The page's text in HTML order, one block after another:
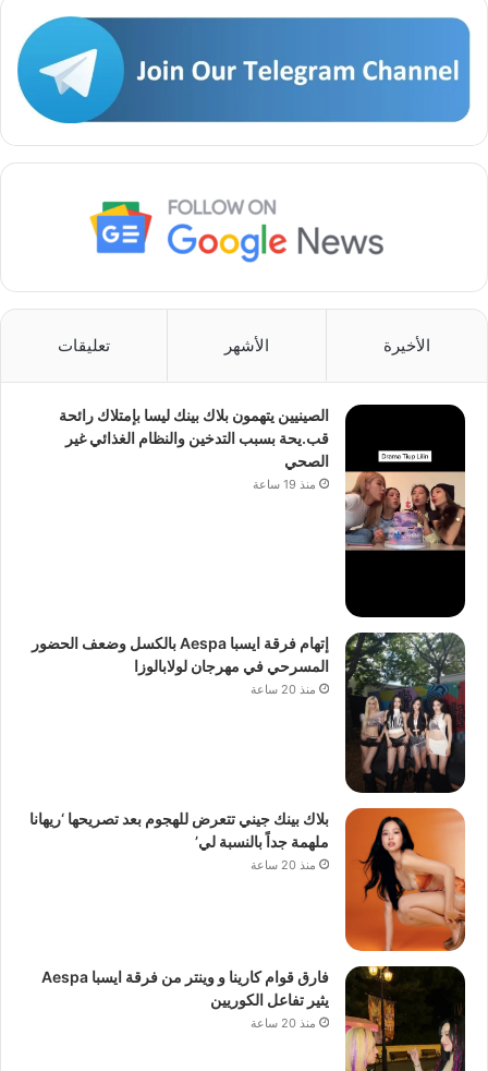
الأخيرة الأشهر تعليقات
الصينيين يتهمون بلاك بينك ليسا بإمتلاك رائحة
قب.يحة بسبب التدخين والنظام الغذائي غير
الصحي
منذ 19 ساعة
إتهام فرقة ايسبا Aespa بالكسل وضعف الحضور
المسرحي في مهرجان لولابالوزا
منذ 20 ساعة
بلاك بينك جيني تتعرض للهجوم بعد تصريحها ‘ريهانا
ملهمة جداً بالنسبة لي’
منذ 20 ساعة
فارق قوام كارينا و وينتر من فرقة ايسبا Aespa
يثير تفاعل الكوريين
منذ 20 ساعة